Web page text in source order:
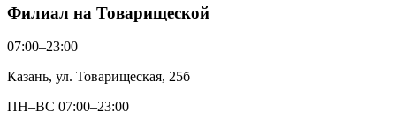
Филиал на Товарищеской
07:00–23:00
Казань, ул. Товарищеская, 25б
ПН–ВС 07:00–23:00